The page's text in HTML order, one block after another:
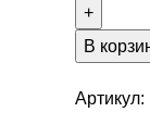
В
Артикул: